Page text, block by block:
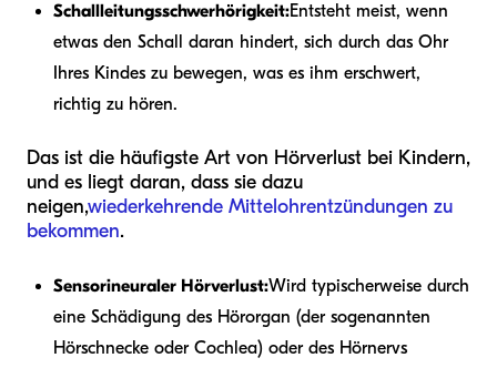
Schallleitungsschwerhörigkeit:Entsteht meist, wenn
etwas den Schall daran hindert, sich durch das Ohr
Ihres Kindes zu bewegen, was es ihm erschwert,
richtig zu hören.
Das ist die häufigste Art von Hörverlust bei Kindern,
und es liegt daran, dass sie dazu
neigen,wiederkehrende Mittelohrentzündungen zu
bekommen.
Sensorineuraler Hörverlust:Wird typischerweise durch
eine Schädigung des Hörorgan (der sogenannten
Hörschnecke oder Cochlea) oder des Hörnervs